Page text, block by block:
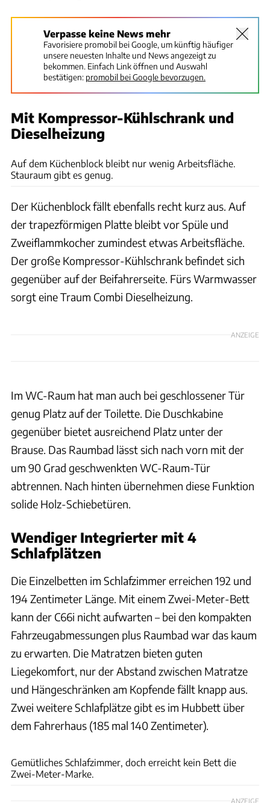
Verpasse keine News mehr
Favorisiere promobil bei Google, um künftig häufiger
unsere neuesten Inhalte und News angezeigt zu
bekommen. Einfach Link öffnen und Auswahl
bestätigen: promobil bei Google bevorzugen.
Mit Kompressor-Kühlschrank und
Dieselheizung
Auf dem Küchenblock bleibt nur wenig Arbeitsfläche.
Stauraum gibt es genug.
Der Küchenblock fällt ebenfalls recht kurz aus. Auf
der trapezförmigen Platte bleibt vor Spüle und
Zweiflammkocher zumindest etwas Arbeitsfläche.
Der große Kompressor-Kühlschrank befindet sich
gegenüber auf der Beifahrerseite. Fürs Warmwasser
sorgt eine Traum Combi Dieselheizung.
ANZEIGE
Im WC-Raum hat man auch bei geschlossener Tür
genug Platz auf der Toilette. Die Duschkabine
gegenüber bietet ausreichend Platz unter der
Brause. Das Raumbad lässt sich nach vorn mit der
um 90 Grad geschwenkten WC-Raum-Tür
abtrennen. Nach hinten übernehmen diese Funktion
solide Holz-Schiebetüren.
Wendiger Integrierter mit 4
Schlafplätzen
Die Einzelbetten im Schlafzimmer erreichen 192 und
194 Zentimeter Länge. Mit einem Zwei-Meter-Bett
kann der C66i nicht aufwarten – bei den kompakten
Fahrzeugabmessungen plus Raumbad war das kaum
zu erwarten. Die Matratzen bieten guten
Liegekomfort, nur der Abstand zwischen Matratze
und Hängeschränken am Kopfende fällt knapp aus.
Zwei weitere Schlafplätze gibt es im Hubbett über
dem Fahrerhaus (185 mal 140 Zentimeter).
Gemütliches Schlafzimmer, doch erreicht kein Bett die
Zwei-Meter-Marke.
ANZEIGE